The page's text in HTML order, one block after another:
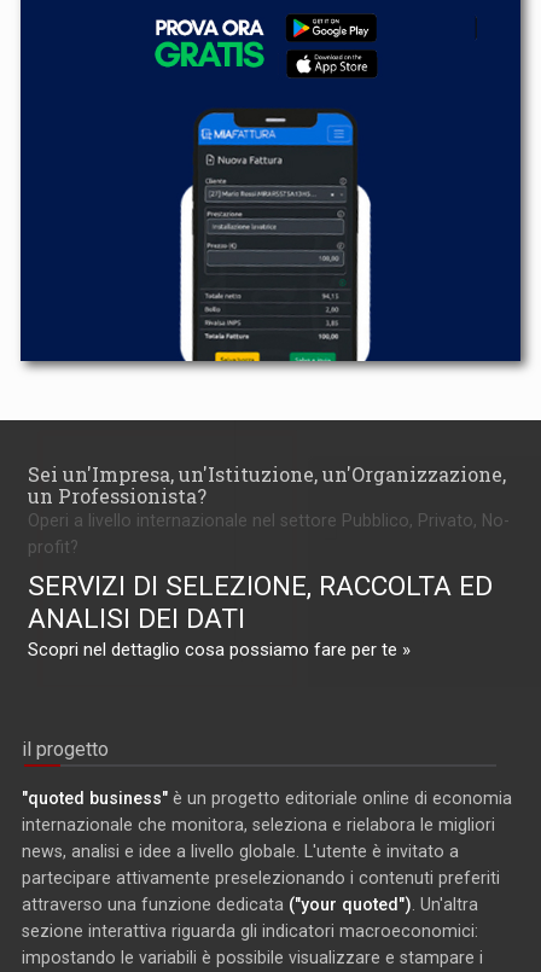
Sei un'Impresa, un'Istituzione, un'Organizzazione,
un Professionista?
Operi a livello internazionale nel settore Pubblico, Privato, No-
profit?
SERVIZI DI SELEZIONE, RACCOLTA ED
ANALISI DEI DATI
Scopri nel dettaglio cosa possiamo fare per te »
il progetto
"quoted business" è un progetto editoriale online di economia
internazionale che monitora, seleziona e rielabora le migliori
news, analisi e idee a livello globale. L'utente è invitato a
partecipare attivamente preselezionando i contenuti preferiti
attraverso una funzione dedicata ("your quoted") . Un'altra
sezione interattiva riguarda gli indicatori macroeconomici:
impostando le variabili è possibile visualizzare e stampare i